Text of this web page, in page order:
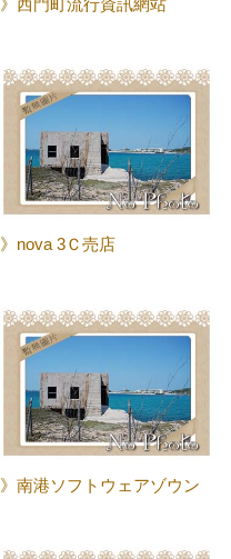
》西門町流行資訊網站
》nova 3Ｃ売店
》南港ソフトウェアゾウン